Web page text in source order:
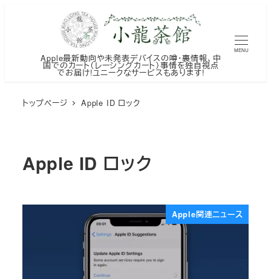
Apple最新動向や未発表デバイスの噂・裏情報、中
国でのカート（レーシングカート）事情を独自視点
でお届け!ユニークなサービスもあります!
MENU
トップページ Apple ID ロック
Apple ID ロック
Apple関連ニュース